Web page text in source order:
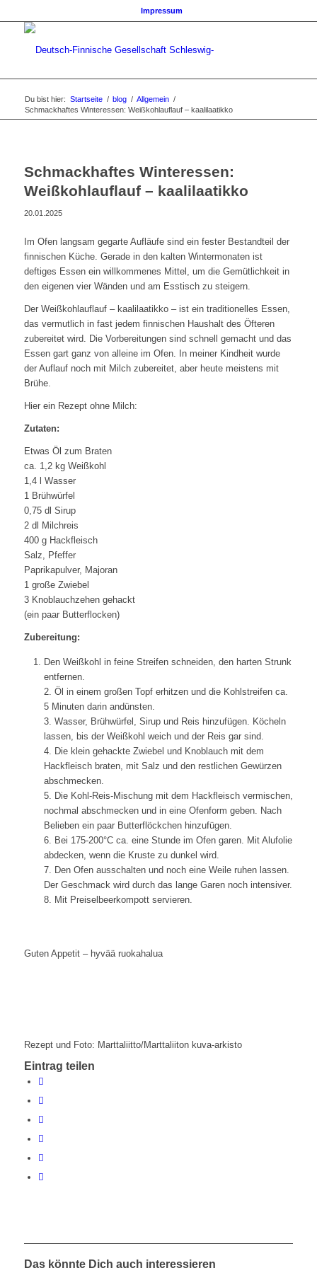
Impressum
Du bist hier: Startseite / blog / Allgemein /
Schmackhaftes Winteressen: Weißkohlauflauf – kaalilaatikko
Schmackhaftes Winteressen:
Weißkohlauflauf – kaalilaatikko
20.01.2025
Im Ofen langsam gegarte Aufläufe sind ein fester Bestandteil der
finnischen Küche. Gerade in den kalten Wintermonaten ist
deftiges Essen ein willkommenes Mittel, um die Gemütlichkeit in
den eigenen vier Wänden und am Esstisch zu steigern.
Der Weißkohlauflauf – kaalilaatikko – ist ein traditionelles Essen,
das vermutlich in fast jedem finnischen Haushalt des Öfteren
zubereitet wird. Die Vorbereitungen sind schnell gemacht und das
Essen gart ganz von alleine im Ofen. In meiner Kindheit wurde
der Auflauf noch mit Milch zubereitet, aber heute meistens mit
Brühe.
Hier ein Rezept ohne Milch:
Zutaten:
Etwas Öl zum Braten
ca. 1,2 kg Weißkohl
1,4 l Wasser
1 Brühwürfel
0,75 dl Sirup
2 dl Milchreis
400 g Hackfleisch
Salz, Pfeffer
Paprikapulver, Majoran
1 große Zwiebel
3 Knoblauchzehen gehackt
(ein paar Butterflocken)
Zubereitung:
Den Weißkohl in feine Streifen schneiden, den harten Strunk
entfernen.
2. Öl in einem großen Topf erhitzen und die Kohlstreifen ca.
5 Minuten darin andünsten.
3. Wasser, Brühwürfel, Sirup und Reis hinzufügen. Köcheln
lassen, bis der Weißkohl weich und der Reis gar sind.
4. Die klein gehackte Zwiebel und Knoblauch mit dem
Hackfleisch braten, mit Salz und den restlichen Gewürzen
abschmecken.
5. Die Kohl-Reis-Mischung mit dem Hackfleisch vermischen,
nochmal abschmecken und in eine Ofenform geben. Nach
Belieben ein paar Butterflöckchen hinzufügen.
6. Bei 175-200°C ca. eine Stunde im Ofen garen. Mit Alufolie
abdecken, wenn die Kruste zu dunkel wird.
7. Den Ofen ausschalten und noch eine Weile ruhen lassen.
Der Geschmack wird durch das lange Garen noch intensiver.
8. Mit Preiselbeerkompott servieren.
Guten Appetit – hyvää ruokahalua
Rezept und Foto: Marttaliitto/Marttaliiton kuva-arkisto
Eintrag teilen
Das könnte Dich auch interessieren